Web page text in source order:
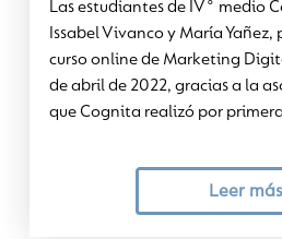
Las estudiantes de IV° medio
Issabel Vivanco y María
curso online de Marketing
de abril de 2022, gracias a la
que Cognita realizó por
Leer más